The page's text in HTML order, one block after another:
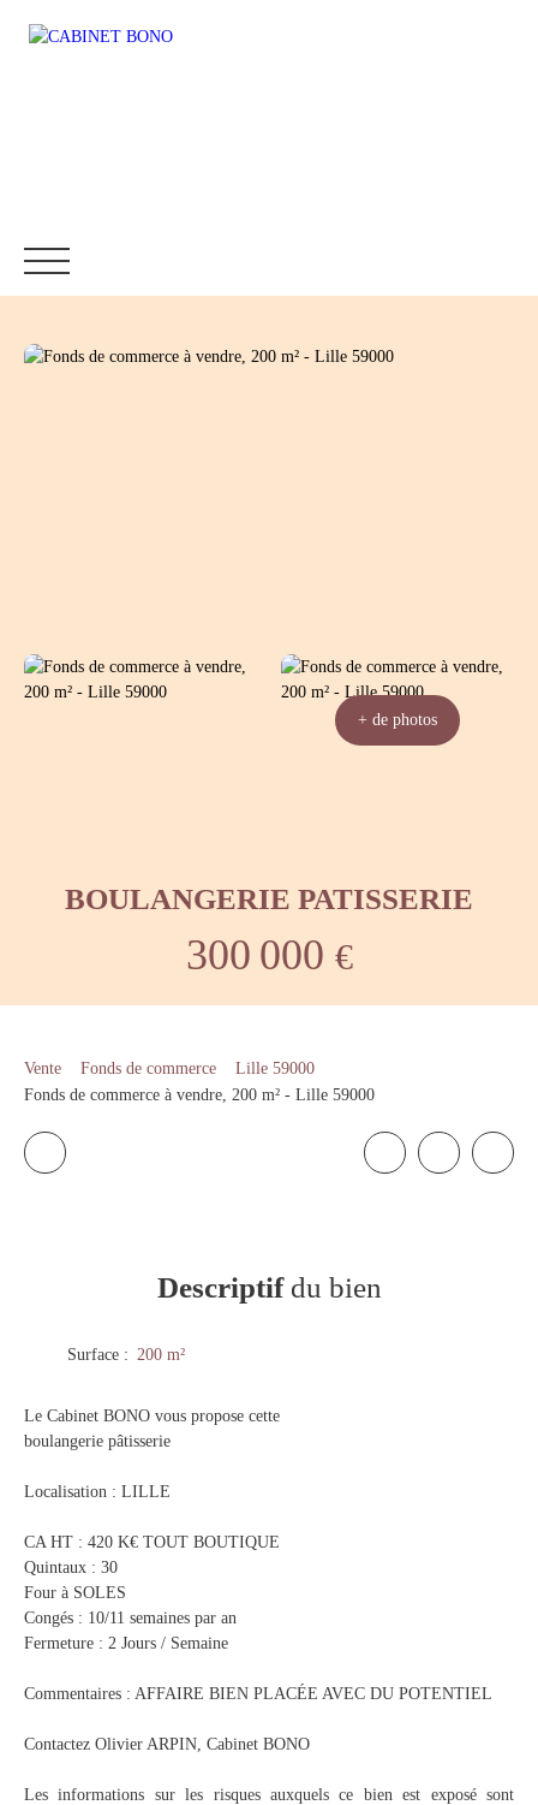
+ de photos
BOULANGERIE PATISSERIE
300 000 €
Vente Fonds de commerce
Lille 59000
Fonds de commerce à vendre, 200 m² - Lille 59000
Descriptifdu bien
Surface : 200 m²
Le Cabinet BONO vous propose cette
boulangerie pâtisserie
Localisation : LILLE
CA HT : 420 K€ TOUT BOUTIQUE
Quintaux : 30
Four à SOLES
Congés : 10/11 semaines par an
Fermeture : 2 Jours / Semaine
Commentaires : AFFAIRE BIEN PLACÉE AVEC DU POTENTIEL
Contactez Olivier ARPIN, Cabinet BONO
Les informations sur les risques auxquels ce bien est exposé sont